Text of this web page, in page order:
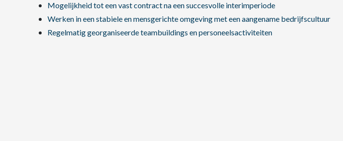
Mogelijkheid tot een vast contract na een succesvolle interimperiode
Werken in een stabiele en mensgerichte omgeving met een aangename bedrijfscultuur
Regelmatig georganiseerde teambuildings en personeelsactiviteiten